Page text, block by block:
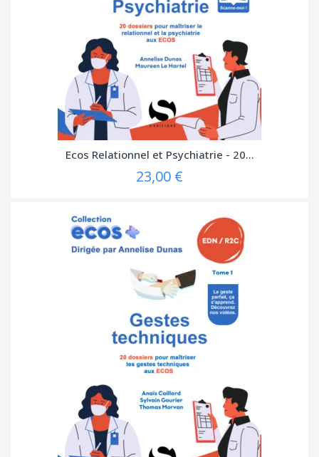
Ecos Relationnel et Psychiatrie - 20...
23,00 €